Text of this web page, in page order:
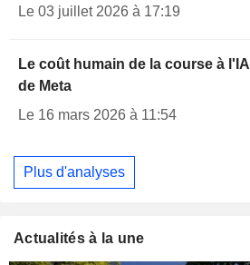
Le 03 juillet 2026 à 17:19
Le coût humain de la course à l'IA
de Meta
Le 16 mars 2026 à 11:54
Plus d'analyses
Actualités à la une